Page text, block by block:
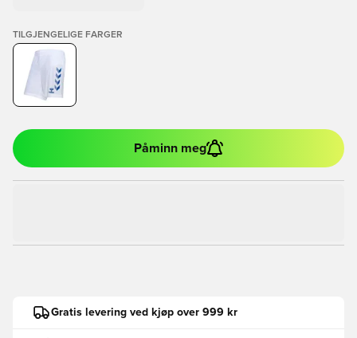
TILGJENGELIGE FARGER
Påminn meg
Gratis levering ved kjøp over 999 kr